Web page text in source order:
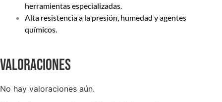
herramientas especializadas.
Alta resistencia a la presión, humedad y agentes
químicos.
Valoraciones
No hay valoraciones aún.